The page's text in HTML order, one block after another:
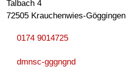
Talbach 4
72505 Krauchenwies-Göggingen
0174 9014725
dmnsc-gggngnd